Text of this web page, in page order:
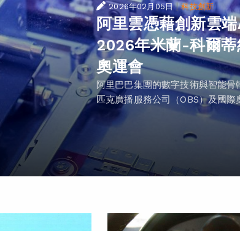
2026年02月05日 |科技創新
阿里雲憑藉創新雲
2026年米蘭-科爾蒂
奧運會
阿里巴巴集團的數字技術與智能
匹克廣播服務公司（OBS）及國際